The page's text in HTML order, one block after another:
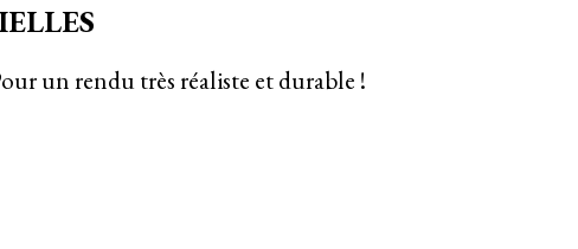
un rendu très réaliste et durable !